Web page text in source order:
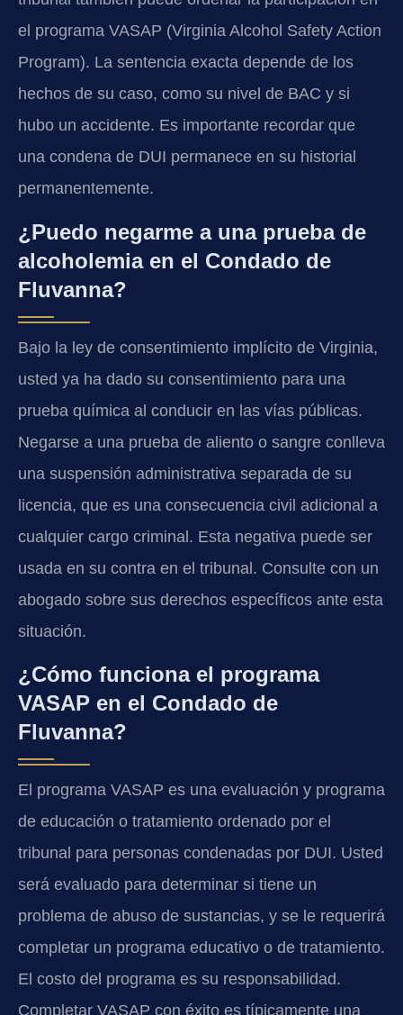
el programa VASAP (Virginia Alcohol Safety Action
Program). La sentencia exacta depende de los
hechos de su caso, como su nivel de BAC y si
hubo un accidente. Es importante recordar que
una condena de DUI permanece en su historial
permanentemente.
¿Puedo negarme a una prueba de
alcoholemia en el Condado de
Fluvanna?
Bajo la ley de consentimiento implícito de Virginia,
usted ya ha dado su consentimiento para una
prueba química al conducir en las vías públicas.
Negarse a una prueba de aliento o sangre conlleva
una suspensión administrativa separada de su
licencia, que es una consecuencia civil adicional a
cualquier cargo criminal. Esta negativa puede ser
usada en su contra en el tribunal. Consulte con un
abogado sobre sus derechos específicos ante esta
situación.
¿Cómo funciona el programa
VASAP en el Condado de
Fluvanna?
El programa VASAP es una evaluación y programa
de educación o tratamiento ordenado por el
tribunal para personas condenadas por DUI. Usted
será evaluado para determinar si tiene un
problema de abuso de sustancias, y se le requerirá
completar un programa educativo o de tratamiento.
El costo del programa es su responsabilidad.
Completar VASAP con éxito es típicamente una